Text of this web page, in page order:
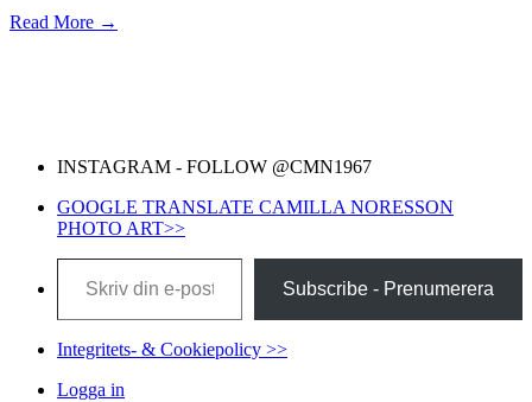
Read More →
INSTAGRAM - FOLLOW @CMN1967
GOOGLE TRANSLATE CAMILLA NORESSON
PHOTO ART>>
Skriv din e-post …
Subscribe - Prenumerera
Integritets- & Cookiepolicy >>
Logga in